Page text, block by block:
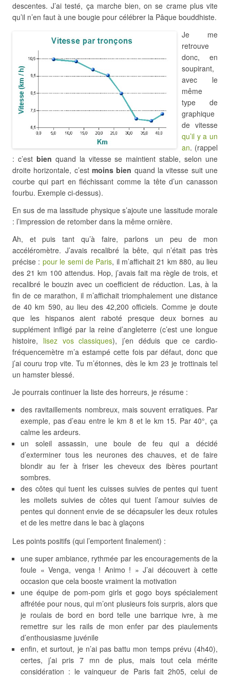
descentes. J’ai testé, ça marche bien, on se crame plus vite
qu’il n’en faut à une bougie pour célébrer la Pâque bouddhiste.
Je me
retrouve
donc, en
soupirant,
avec le
même
type de
graphique
de vitesse
qu’il y a un
an. (rappel
: c’est bien quand la vitesse se maintient stable, selon une
droite horizontale, c’est moins bien quand la vitesse suit une
courbe qui part en fléchissant comme la tête d’un canasson
fourbu. Exemple ci-dessus).
En sus de ma lassitude physique s’ajoute une lassitude morale
: l’impression de retomber dans la même ornière.
Ah, et puis tant qu’à faire, parlons un peu de mon
accéléromètre. J’avais recalibré la bête, qui n’était pas très
précise : pour le semi de Paris, il m’affichait 21 km 880, au lieu
des 21 km 100 attendus. Hop, j’avais fait ma règle de trois, et
recalibré le bouzin avec un coefficient de réduction. Las, à la
fin de ce marathon, il m’affichait triomphalement une distance
de 40 km 590, au lieu des 42,200 officiels. Comme je doute
que les hispanos aient raboté presque deux bornes au
supplément infligé par la reine d’angleterre (c’est une longue
histoire, lisez vos classiques), j’en déduis que ce cardio-
fréquencemètre m’a estampé cette fois par défaut, donc que
j’ai couru trop vite. Tu m’étonnes, dès le km 23 je trottinais tel
un hamster blessé.
Je pourrais continuer la liste des horreurs, je résume :
des ravitaillements nombreux, mais souvent erratiques. Par
exemple, pas d’eau entre le km 8 et le km 15. Par 40°, ça
calme les ardeurs.
un soleil assassin, une boule de feu qui a décidé
d’exterminer tous les neurones des chauves, et de faire
blondir au fer à friser les cheveux des ibères pourtant
sombres.
des côtes qui tuent les cuisses suivies de pentes qui tuent
les mollets suivies de côtes qui tuent l’amour suivies de
pentes qui donnent envie de se décapsuler les deux rotules
et de les mettre dans le bac à glaçons
Les points positifs (qui l’emportent finalement) :
une super ambiance, rythmée par les encouragements de la
foule « Venga, venga ! Animo ! » J’ai découvert à cette
occasion que cela booste vraiment la motivation
une équipe de pom-pom girls et gogo boys spécialement
affrétée pour nous, qui m’ont plusieurs fois surpris, alors que
je roulais de bord en bord telle une barrique ivre, à me
remettre sur les rails de mon enfer par des piaulements
d’enthousiasme juvénile
enfin, et surtout, je n’ai pas battu mon temps prévu (4h40),
certes, j’ai pris 7 mn de plus, mais tout cela mérite
considération : le vainqueur de Paris fait 2h05, celui de